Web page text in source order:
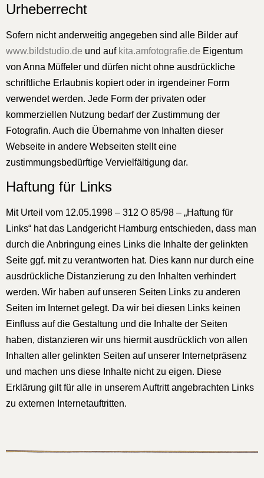
Urheberrecht
Sofern nicht anderweitig angegeben sind alle Bilder auf
www.bildstudio.de und auf kita.amfotografie.de Eigentum
von Anna Müffeler und dürfen nicht ohne ausdrückliche
schriftliche Erlaubnis kopiert oder in irgendeiner Form
verwendet werden. Jede Form der privaten oder
kommerziellen Nutzung bedarf der Zustimmung der
Fotografin. Auch die Übernahme von Inhalten dieser
Webseite in andere Webseiten stellt eine
zustimmungsbedürftige Vervielfältigung dar.
Haftung für Links
Mit Urteil vom 12.05.1998 – 312 O 85/98 – „Haftung für
Links“ hat das Landgericht Hamburg entschieden, dass man
durch die Anbringung eines Links die Inhalte der gelinkten
Seite ggf. mit zu verantworten hat. Dies kann nur durch eine
ausdrückliche Distanzierung zu den Inhalten verhindert
werden. Wir haben auf unseren Seiten Links zu anderen
Seiten im Internet gelegt. Da wir bei diesen Links keinen
Einfluss auf die Gestaltung und die Inhalte der Seiten
haben, distanzieren wir uns hiermit ausdrücklich von allen
Inhalten aller gelinkten Seiten auf unserer Internetpräsenz
und machen uns diese Inhalte nicht zu eigen. Diese
Erklärung gilt für alle in unserem Auftritt angebrachten Links
zu externen Internetauftritten.